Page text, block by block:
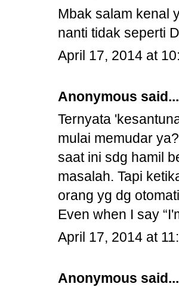
Mbak salam kenal
nanti tidak seperti
April 17, 2014 at
Anonymous said...
Ternyata
mulai memudar
saat ini sdg hamil
masalah. Tapi
orang yg dg
Even when I say
April 17, 2014 at
Anonymous said...